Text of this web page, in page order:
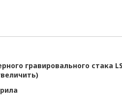
гравировального стака